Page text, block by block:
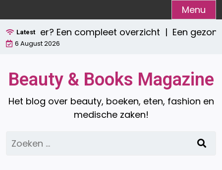
naar
de
inhoud
Menu
Latest
zijn er? Een compleet overzicht | Een
6 August 2026
Beauty & Books Magazine
Het blog over beauty, boeken, eten, fashion en
medische zaken!
Zoeken
naar: